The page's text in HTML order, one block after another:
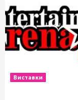
Виставки